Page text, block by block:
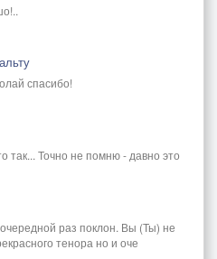
спасибо!
так... Точно не помню - давно это
раз поклон. Вы (Ты) не
тенора но и оче